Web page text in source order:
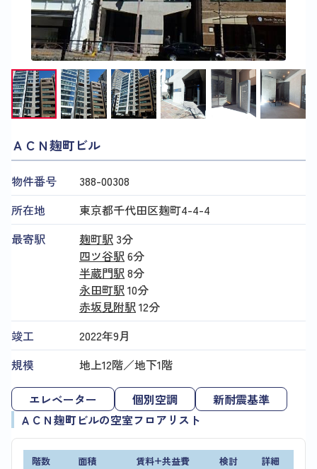
ＡＣＮ麹町ビル
物件番号
388​-​00308
所在地
東京都千代田区麹町4-4-4
最寄駅
麹町駅 3分
四ツ谷駅6分
半蔵門駅8分
永田町駅10分
赤坂見附駅12分
竣工
2022年9月
規模
地上12階／地下1階
エレベーター 個別空調
新耐震基準
ＡＣＮ麹町ビルの空室フロアリスト
階数 面積 賃料+共益費 検討
詳細